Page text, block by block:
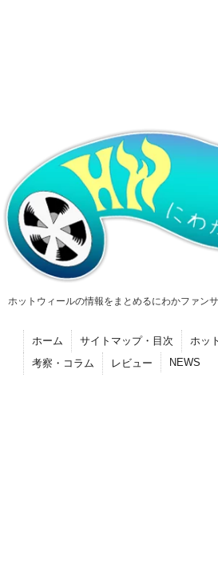
ホットウィールの情報をまとめるにわかファンサ
ホーム サイトマップ・目次
ホッ
考察・コラム
レビュー NEWS